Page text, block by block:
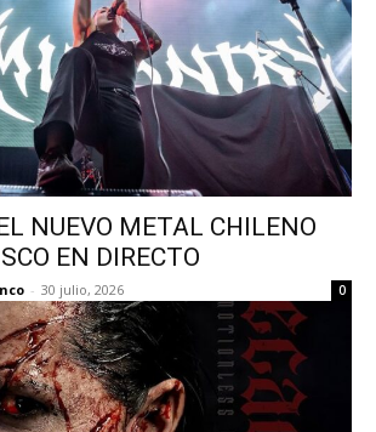
NUEVO METAL CHILENO
EN DIRECTO
- 30 julio, 2026 0